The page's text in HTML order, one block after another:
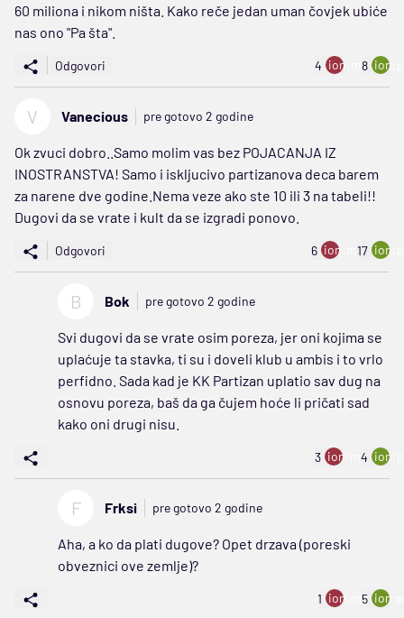
60 miliona i nikom ništa. Kako reče jedan uman čovjek ubiće
nas ono "Pa šta".
Odgovori 4 ion:minus
8
V Vanecious pre gotovo 2 godine
Ok zvuci dobro..Samo molim vas bez POJACANJA IZ
INOSTRANSTVA! Samo i iskljucivo partizanova deca barem
za narene dve godine.Nema veze ako ste 10 ili 3 na tabeli!!
Dugovi da se vrate i kult da se izgradi ponovo.
Odgovori 6 ion:minus
17
B Bok pre gotovo 2 godine
Svi dugovi da se vrate osim poreza, jer oni kojima se
uplaćuje ta stavka, ti su i doveli klub u ambis i to vrlo
perfidno. Sada kad je KK Partizan uplatio sav dug na
osnovu poreza, baš da ga čujem hoće li pričati sad
kako oni drugi nisu.
3 ion:minus
4
F Frksi pre gotovo 2 godine
Aha, a ko da plati dugove? Opet drzava (poreski
obveznici ove zemlje)?
1 ion:minus
5